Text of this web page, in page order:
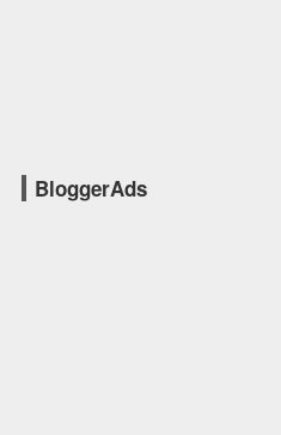
BloggerAds